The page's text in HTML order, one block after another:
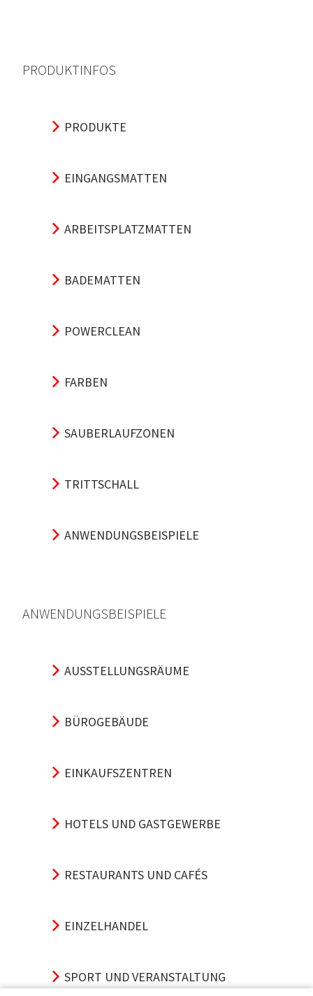
PRODUKTINFOS
PRODUKTE
EINGANGSMATTEN
ARBEITSPLATZMATTEN
BADEMATTEN
POWERCLEAN
FARBEN
SAUBERLAUFZONEN
TRITTSCHALL
ANWENDUNGSBEISPIELE
ANWENDUNGSBEISPIELE
AUSSTELLUNGSRÄUME
BÜROGEBÄUDE
EINKAUFSZENTREN
HOTELS UND GASTGEWERBE
RESTAURANTS UND CAFÉS
EINZELHANDEL
SPORT UND VERANSTALTUNG